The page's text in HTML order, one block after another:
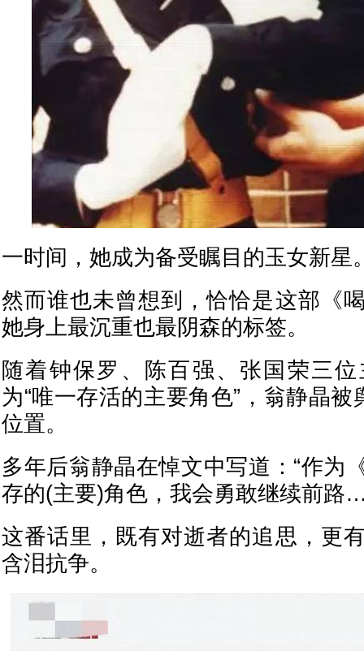
一时间，她成为备受瞩目的玉女新星
然而谁也未曾想到，恰恰是这部《
她身上最沉重也最阴森的标签。
随着钟保罗、陈百强、张国荣三
为“唯一存活的主要角色”，翁静晶被
位置。
多年后翁静晶在悼文中写道：“作为
存的(主要)角色，我会勇敢继续前路
这番话里，既有对逝者的追思，更
含泪抗争。